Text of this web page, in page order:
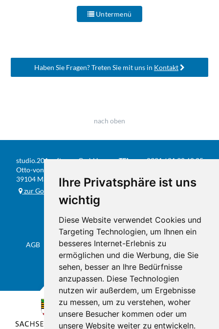
Ihre Privatsphäre ist uns
wichtig
Diese Website verwendet Cookies und
Targeting Technologien, um Ihnen ein
besseres Internet-Erlebnis zu
ermöglichen und die Werbung, die Sie
sehen, besser an Ihre Bedürfnisse
anzupassen. Diese Technologien
nutzen wir außerdem, um Ergebnisse
zu messen, um zu verstehen, woher
unsere Besucher kommen oder um
unsere Website weiter zu entwickeln.
Untermenü
Haben Sie Fragen? Treten Sie mit uns in Kontakt
nach oben
studio.201 software GmbH
Otto-von-Guericke-Str. 104
39104 Magdeburg
zur Google-Karte
TEL
0391 / 81 90 68 05
E-MAIL info@studio201.de
AGB Datenschutz & Impressum Sitemap